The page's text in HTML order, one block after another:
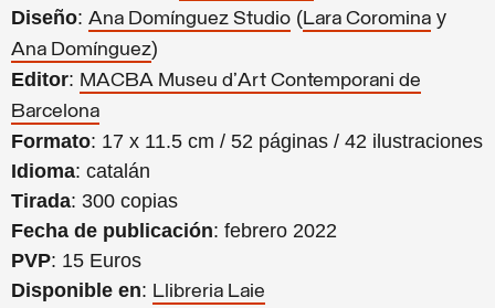
Diseño: Ana Domínguez Studio (Lara Coromina y
Ana Domínguez)
Editor: MACBA Museu d'Art Contemporani de
Barcelona
Formato: 17 x 11.5 cm / 52 páginas / 42 ilustraciones
Idioma: catalán
Tirada: 300 copias
Fecha de publicación: febrero 2022
PVP: 15 Euros
Disponible en: Llibreria Laie